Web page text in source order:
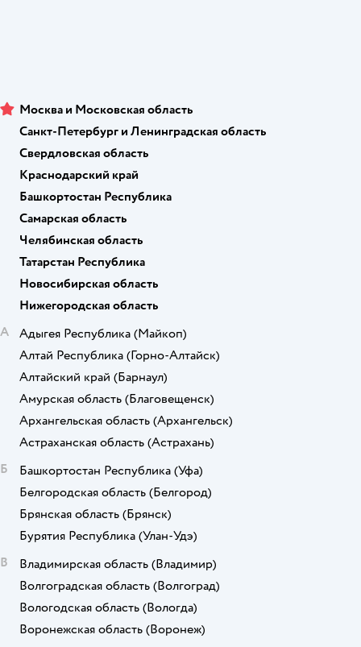
Москва и Московская область
Санкт-Петербург и Ленинградская область
Свердловская область
Краснодарский край
Башкортостан Республика
Самарская область
Челябинская область
Татарстан Республика
Новосибирская область
Нижегородская область
А
Адыгея Республика (Майкоп)
Алтай Республика (Горно-Алтайск)
Алтайский край (Барнаул)
Амурская область (Благовещенск)
Архангельская область (Архангельск)
Астраханская область (Астрахань)
Б
Башкортостан Республика (Уфа)
Белгородская область (Белгород)
Брянская область (Брянск)
Бурятия Республика (Улан-Удэ)
В
Владимирская область (Владимир)
Волгоградская область (Волгоград)
Вологодская область (Вологда)
Воронежская область (Воронеж)